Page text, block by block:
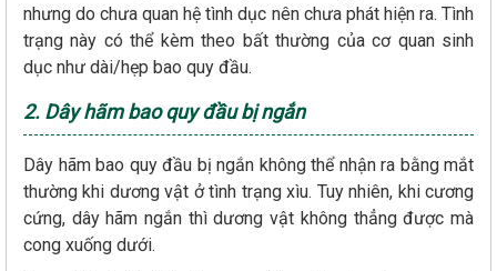
nhưng do chưa quan hệ tình dục nên chưa phát hiện ra. Tình
trạng này có thể kèm theo bất thường của cơ quan sinh
dục như dài/hẹp bao quy đầu.
2. Dây hãm bao quy đầu bị ngắn
Dây hãm bao quy đầu bị ngắn không thể nhận ra bằng mắt
thường khi dương vật ở tình trạng xìu. Tuy nhiên, khi cương
cứng, dây hãm ngắn thì dương vật không thẳng được mà
cong xuống dưới.